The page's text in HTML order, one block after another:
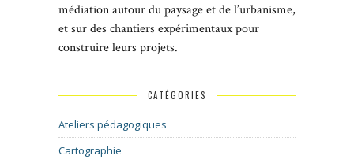
médiation autour du paysage et de l’urbanisme,
et sur des chantiers expérimentaux pour
construire leurs projets.
CATÉGORIES
Ateliers pédagogiques
Cartographie